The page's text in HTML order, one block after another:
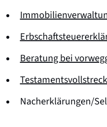
Beratung bei
Nacherklärungen/